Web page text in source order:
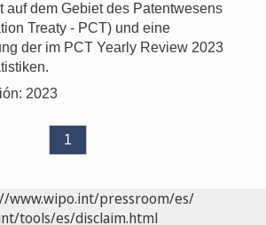
auf dem Gebiet des Patentwesens
Treaty - PCT) und eine
der im PCT Yearly Review 2023
2023
1
www.wipo.int/pressroom/es/
tools/es/disclaim.html